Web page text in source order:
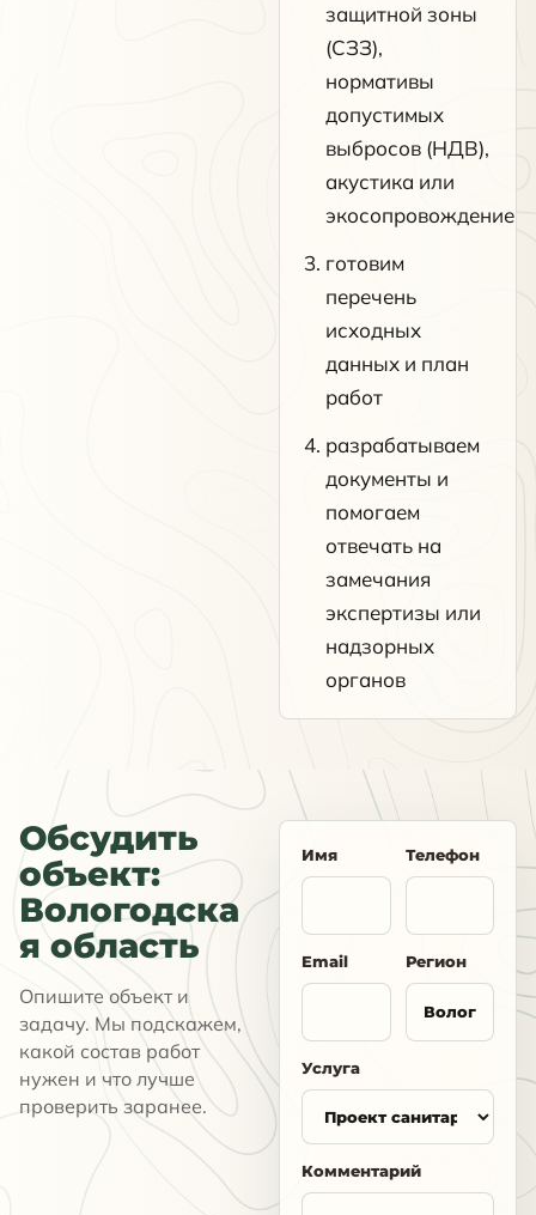
защитной зоны
(СЗЗ),
нормативы
допустимых
выбросов (НДВ),
акустика или
экосопровождение
готовим
перечень
исходных
данных и план
работ
разрабатываем
документы и
помогаем
отвечать на
замечания
экспертизы или
надзорных
органов
Обсудить
объект:
Вологодска
я область
Опишите объект и
задачу. Мы подскажем,
какой состав работ
нужен и что лучше
проверить заранее.
Имя Телефон
Email Регион
Услуга
Комментарий